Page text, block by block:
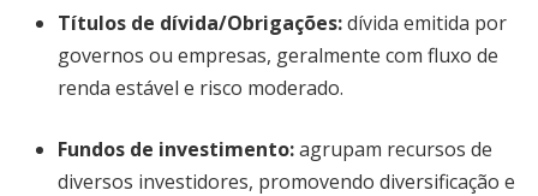
Títulos de dívida/Obrigações:dívida emitida por
governos ou empresas, geralmente com fluxo de
renda estável e risco moderado.
Fundos de investimento:agrupam recursos de
diversos investidores, promovendo diversificação e